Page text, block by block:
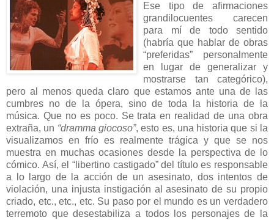
Ese tipo de afirmaciones
grandilocuentes carecen
para mí de todo sentido
(habría que hablar de obras
“preferidas” personalmente
en lugar de generalizar y
mostrarse tan categórico),
pero al menos queda claro que estamos ante una de las
cumbres no de la ópera, sino de toda la historia de la
música. Que no es poco. Se trata en realidad de una obra
extraña, un “dramma giocoso”, esto es, una historia que si la
visualizamos en frío es realmente trágica y que se nos
muestra en muchas ocasiones desde la perspectiva de lo
cómico. Así, el “libertino castigado” del título es responsable
a lo largo de la acción de un asesinato, dos intentos de
violación, una injusta instigación al asesinato de su propio
criado, etc., etc., etc. Su paso por el mundo es un verdadero
terremoto que desestabiliza a todos los personajes de la